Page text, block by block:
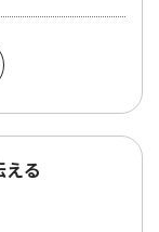
える